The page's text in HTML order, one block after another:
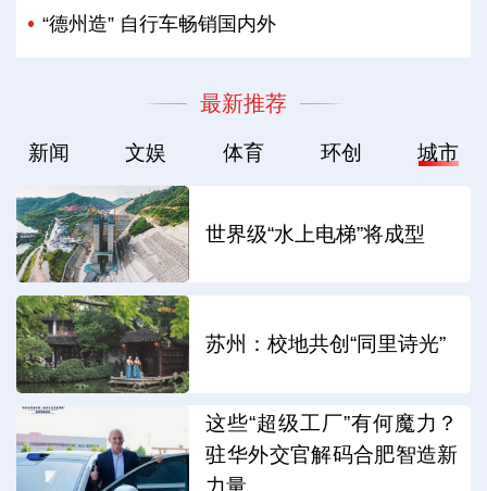
“德州造” 自行车畅销国内外
最新推荐
新闻 文娱 体育 环创 城市
世界级“水上电梯”将成型
苏州：校地共创“同里诗光”
这些“超级工厂”有何魔力？
驻华外交官解码合肥智造新